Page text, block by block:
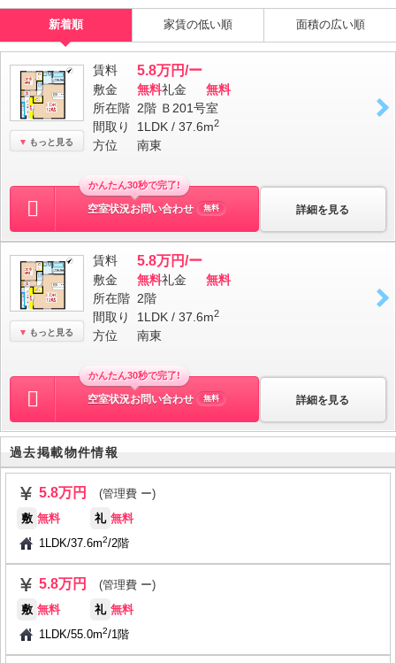
新着順 家賃の低い順 面積の広い順
もっと見る
賃料 5.8万円/ー
敷金 無料礼金
無料
所在階 2階 Ｂ201号室
間取り
1LDK / 37.6m2
方位 南東
詳細を見る
かんたん30秒で完了!
空室状況お問い合わせ 無料
もっと見る
賃料 5.8万円/ー
敷金 無料礼金
無料
所在階 2階
間取り
1LDK / 37.6m2
方位 南東
詳細を見る
かんたん30秒で完了!
空室状況お問い合わせ 無料
過去掲載物件情報
5.8万円
(管理費 ー)
敷 無料 礼 無料
1LDK/37.6m2/2階
5.8万円
(管理費 ー)
敷 無料 礼 無料
1LDK/55.0m2/1階